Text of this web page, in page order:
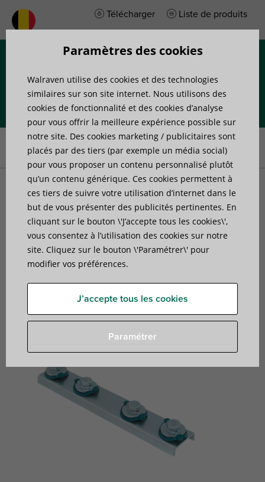
Télécharger Liste de produits
Accueil»Produits» Systèmes de rails»Connecteurs de rail»
Walraven RapidRail® Éclisse en U avec écrous (ez)
Walraven RapidRail®
Éclisse en U avec écrous
(ez)
pour montages en Walraven RapidRail®
Paramètres des cookies
Walraven utilise des cookies et des technologies
similaires sur son site internet. Nous utilisons des
cookies de fonctionnalité et des cookies d’analyse
pour vous offrir la meilleure expérience possible sur
notre site. Des cookies marketing / publicitaires sont
placés par des tiers (par exemple un média social)
pour vous proposer un contenu personnalisé plutôt
qu’un contenu générique. Ces cookies permettent à
ces tiers de suivre votre utilisation d’internet dans le
but de vous présenter des publicités pertinentes. En
cliquant sur le bouton \'J’accepte tous les cookies\',
vous consentez à l’utilisation des cookies sur notre
site. Cliquez sur le bouton \'Paramétrer\' pour
modifier vos préférences.
J’accepte tous les cookies
Paramétrer